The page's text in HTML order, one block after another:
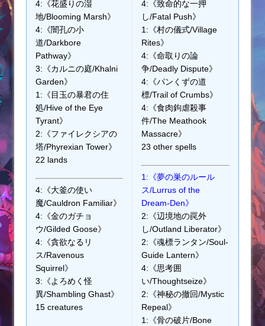
4:《花盛りの湿
地/Blooming Marsh》
4:《闇孔の小
道/Darkbore
Pathway》
3:《カルニの庭/Khalni
Garden》
1:《目玉の暴君の住
処/Hive of the Eye
Tyrant》
2:《ファイレクシアの
塔/Phyrexian Tower》
22 lands
4:《大釜の使い
魔/Cauldron Familiar》
4:《金のガチョ
ウ/Gilded Goose》
4:《貪欲なるリ
ス/Ravenous
Squirrel》
3:《よろめく怪
異/Shambling Ghast》
15 creatures
4:《致命的な一押
し/Fatal Push》
1:《村の儀式/Village
Rites》
4:《命取りの論
争/Deadly Dispute》
4:《パンくずの道
標/Trail of Crumbs》
4:《食肉鉤虐殺事
件/The Meathook
Massacre》
23 other spells
1:《夢の巣のルール
ス/Lurrus of the
Dream-Den》
2:《辺境地の罠外
し/Outland Liberator》
2:《魂標ランタン/Soul-
Guide Lantern》
4:《思考囲
い/Thoughtseize》
2:《神秘の撤回/Mystic
Repeal》
1:《骨の破片/Bone